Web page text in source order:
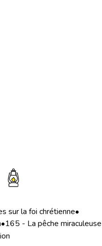
sur la foi chrétienne•
•165 - La pêche miraculeuse